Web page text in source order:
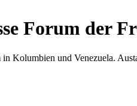
Forum der
Kolumbien und Venezuela.